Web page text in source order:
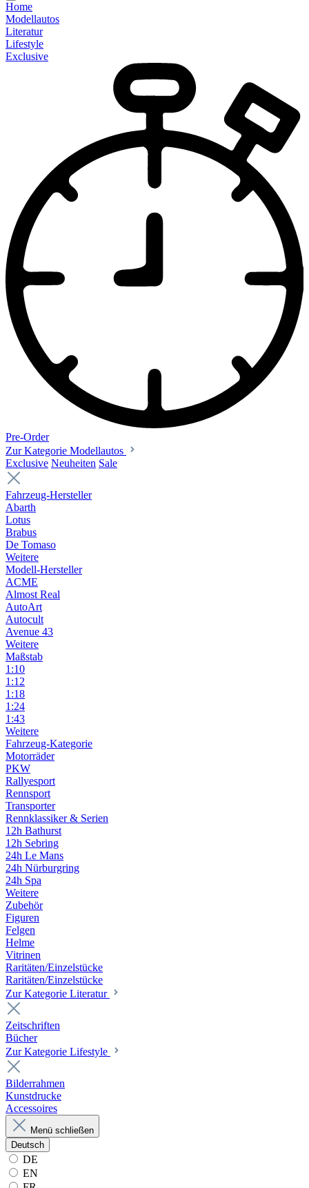
Home
Modellautos
Literatur
Lifestyle
Exclusive
Pre-Order
Zur Kategorie Modellautos
Exclusive Neuheiten Sale
Fahrzeug-Hersteller
Abarth
Lotus
Brabus
De Tomaso
Weitere
Modell-Hersteller
ACME
Almost Real
AutoArt
Autocult
Avenue 43
Weitere
Maßstab
1:10
1:12
1:18
1:24
1:43
Weitere
Fahrzeug-Kategorie
Motorräder
PKW
Rallyesport
Rennsport
Transporter
Rennklassiker & Serien
12h Bathurst
12h Sebring
24h Le Mans
24h Nürburgring
24h Spa
Weitere
Zubehör
Figuren
Felgen
Helme
Vitrinen
Raritäten/Einzelstücke
Raritäten/Einzelstücke
Zur Kategorie Literatur
Zeitschriften
Bücher
Zur Kategorie Lifestyle
Bilderrahmen
Kunstdrucke
Accessoires
Menü schließen
Deutsch
DE
EN